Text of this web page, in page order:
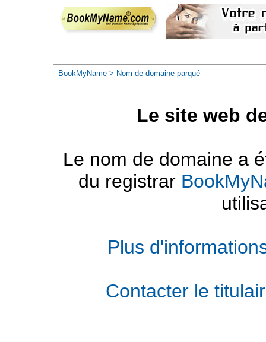
BookMyName > Nom de domaine parqué
Le site web
Le nom de domaine a
du registrar
Plus
Contacter le